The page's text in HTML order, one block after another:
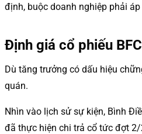
định, buộc doanh nghiệp phải
Định giá cổ phiếu BFC
Dù tăng trưởng có dấu hiệu
quán.
Nhìn vào lịch sử sự kiện, Bình
đã thực hiện chi trả cổ tức đợt